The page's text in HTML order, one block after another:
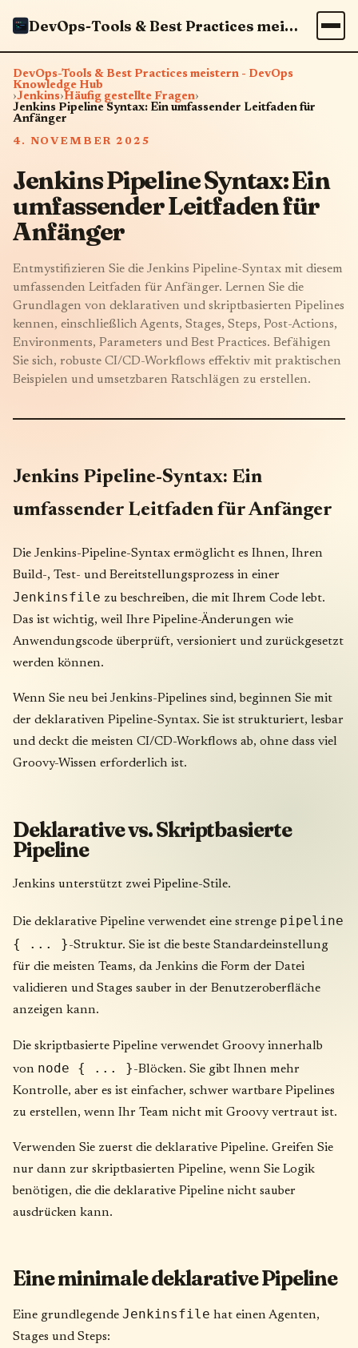
DevOps-Tools & Best Practices meistern - DevOps Knowledge Hub
DevOps-Tools & Best Practices meistern - DevOps
Knowledge Hub
›Jenkins›Häufig gestellte Fragen›
Jenkins Pipeline Syntax: Ein umfassender Leitfaden für
Anfänger
4. NOVEMBER 2025
Jenkins Pipeline Syntax: Ein
umfassender Leitfaden für
Anfänger
Entmystifizieren Sie die Jenkins Pipeline-Syntax mit diesem
umfassenden Leitfaden für Anfänger. Lernen Sie die
Grundlagen von deklarativen und skriptbasierten Pipelines
kennen, einschließlich Agents, Stages, Steps, Post-Actions,
Environments, Parameters und Best Practices. Befähigen
Sie sich, robuste CI/CD-Workflows effektiv mit praktischen
Beispielen und umsetzbaren Ratschlägen zu erstellen.
Jenkins Pipeline-Syntax: Ein
umfassender Leitfaden für Anfänger
Die Jenkins-Pipeline-Syntax ermöglicht es Ihnen, Ihren
Build-, Test- und Bereitstellungsprozess in einer
Jenkinsfile zu beschreiben, die mit Ihrem Code lebt.
Das ist wichtig, weil Ihre Pipeline-Änderungen wie
Anwendungscode überprüft, versioniert und zurückgesetzt
werden können.
Wenn Sie neu bei Jenkins-Pipelines sind, beginnen Sie mit
der deklarativen Pipeline-Syntax. Sie ist strukturiert, lesbar
und deckt die meisten CI/CD-Workflows ab, ohne dass viel
Groovy-Wissen erforderlich ist.
Deklarative vs. Skriptbasierte
Pipeline
Jenkins unterstützt zwei Pipeline-Stile.
Die deklarative Pipeline verwendet eine strenge pipeline
{ ... }-Struktur. Sie ist die beste Standardeinstellung
für die meisten Teams, da Jenkins die Form der Datei
validieren und Stages sauber in der Benutzeroberfläche
anzeigen kann.
Die skriptbasierte Pipeline verwendet Groovy innerhalb
von node { ... }-Blöcken. Sie gibt Ihnen mehr
Kontrolle, aber es ist einfacher, schwer wartbare Pipelines
zu erstellen, wenn Ihr Team nicht mit Groovy vertraut ist.
Verwenden Sie zuerst die deklarative Pipeline. Greifen Sie
nur dann zur skriptbasierten Pipeline, wenn Sie Logik
benötigen, die die deklarative Pipeline nicht sauber
ausdrücken kann.
Eine minimale deklarative Pipeline
Eine grundlegende Jenkinsfile hat einen Agenten,
Stages und Steps: